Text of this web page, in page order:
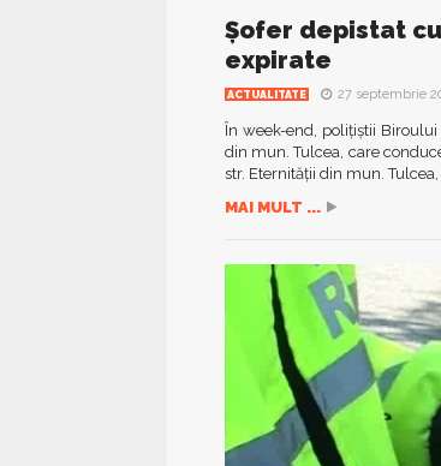
Șofer depistat
expirate
ACTUALITATE 27 septembrie
În week-end, polițiștii
din mun. Tulcea, care
str. Eternității din mun.
MAI MULT ...